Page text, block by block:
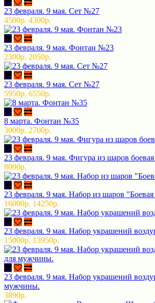
23 февраля. 9 мая. Сет №27
4500р. 4300р.
23 февраля. 9 мая. Фонтан №23
2300р. 2050р.
23 февраля. 9 мая. Сет №27
5950р. 6550р.
8 марта. Фонтан №35
3000р. 2700р.
23 февраля. 9 мая. Фигура из шаров
8000р.
23 февраля. 9 мая. Набор из шаров
16000р. 14250р.
23 февраля. 9 мая. Набор украшений
15000р. 13950р.
23 февраля. 9 мая. Набор украшений
мужчины.
3890р.